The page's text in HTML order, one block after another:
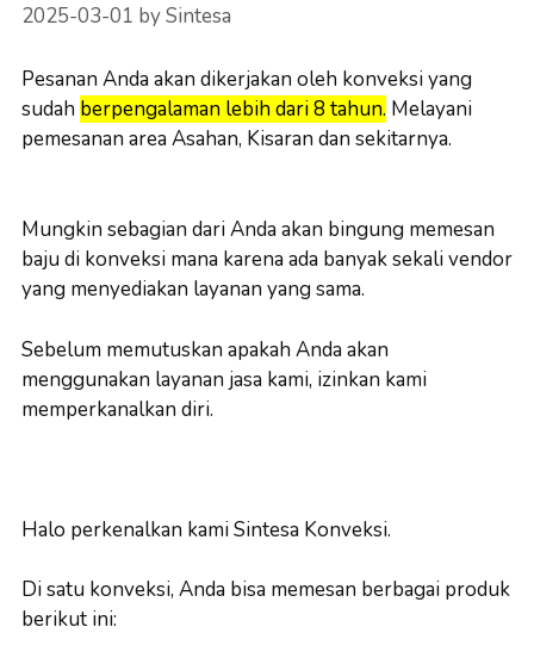
2025-03-01 bySintesa
Pesanan Anda akan dikerjakan oleh konveksi yang
sudah berpengalaman lebih dari 8 tahun. Melayani
pemesanan area Asahan, Kisaran dan sekitarnya.
Mungkin sebagian dari Anda akan bingung memesan
baju di konveksi mana karena ada banyak sekali vendor
yang menyediakan layanan yang sama.
Sebelum memutuskan apakah Anda akan
menggunakan layanan jasa kami, izinkan kami
memperkanalkan diri.
Halo perkenalkan kami Sintesa Konveksi.
Di satu konveksi, Anda bisa memesan berbagai produk
berikut ini: